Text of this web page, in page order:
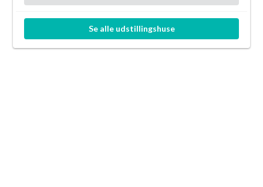
Se alle udstillingshuse